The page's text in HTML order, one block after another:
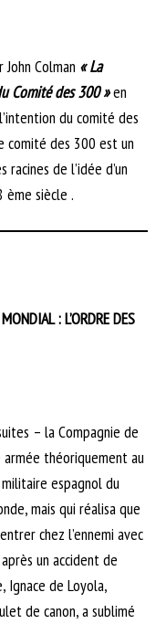
Colman « La
Comité des 300 »en
du comité des
comité des 300 est un
de l’idée d’un
ème siècle .
: L’ORDRE DES
– la Compagnie de
armée théoriquement au
espagnol du
mais qui réalisa que
chez l’ennemi avec
un accident de
Ignace de Loyola,
de canon, a sublimé